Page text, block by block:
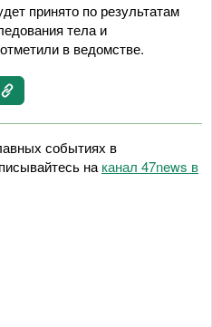
принято по результатам
тела и
в ведомстве.
событиях в
на канал 47news в